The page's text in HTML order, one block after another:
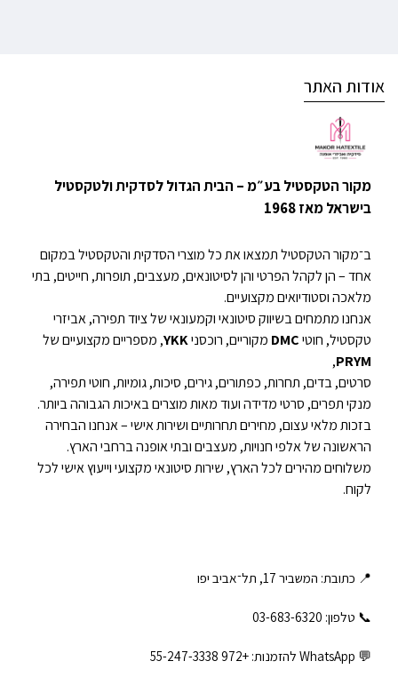
אודות האתר
מקור הטקסטיל בע״מ – הבית הגדול לסדקית ולטקסטיל
בישראל מאז 1968
ב־מקור הטקסטיל תמצאו את כל מוצרי הסדקית והטקסטיל במקום
אחד – הן לקהל הפרטי והן לסיטונאים, מעצבים, תופרות, חייטים, בתי
מלאכה וסטודיואים מקצועיים.
אנחנו מתמחים בשיווק סיטונאי וקמעונאי של ציוד תפירה, אביזרי
טקסטיל, חוטיDMC מקוריים, רוכסניYKK, מספריים מקצועיים של
PRYM
,
סרטים, בדים, תחרות, כפתורים, גירים, סיכות, גומיות, חוטי תפירה,
מנקי תפרים, סרטי מדידה ועוד מאות מוצרים באיכות הגבוהה ביותר.
בזכות מלאי עצום, מחירים תחרותיים ושירות אישי – אנחנו הבחירה
הראשונה של אלפי חנויות, מעצבים ובתי אופנה ברחבי הארץ.
משלוחים מהירים לכל הארץ, שירות סיטונאי מקצועי וייעוץ אישי לכל
לקוח.
📍 כתובת: המשביר 17, תל־אביב יפו
📞 טלפון: ‎03-683-6320
💬 WhatsApp להזמנות: +972 55-247-3338